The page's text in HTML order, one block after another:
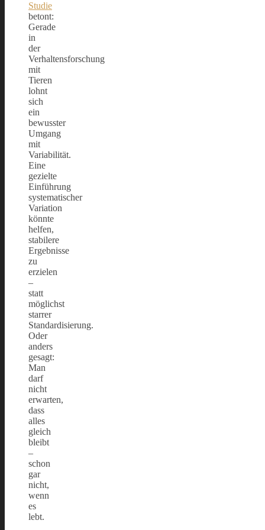
Studie
betont:
Gerade
in
der
Verhaltensforschung
mit
Tieren
lohnt
sich
ein
bewusster
Umgang
mit
Variabilität.
Eine
gezielte
Einführung
systematischer
Variation
könnte
helfen,
stabilere
Ergebnisse
zu
erzielen
–
statt
möglichst
starrer
Standardisierung.
Oder
anders
gesagt:
Man
darf
nicht
erwarten,
dass
alles
gleich
bleibt
–
schon
gar
nicht,
wenn
es
lebt.